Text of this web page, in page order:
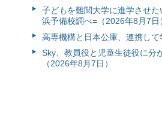
子どもを難関大学に進学させ
浜予備校調べ=（2026年8月7日
高専機構と日本公庫、連携し
Sky、教員役と児童生徒役に分
（2026年8月7日）